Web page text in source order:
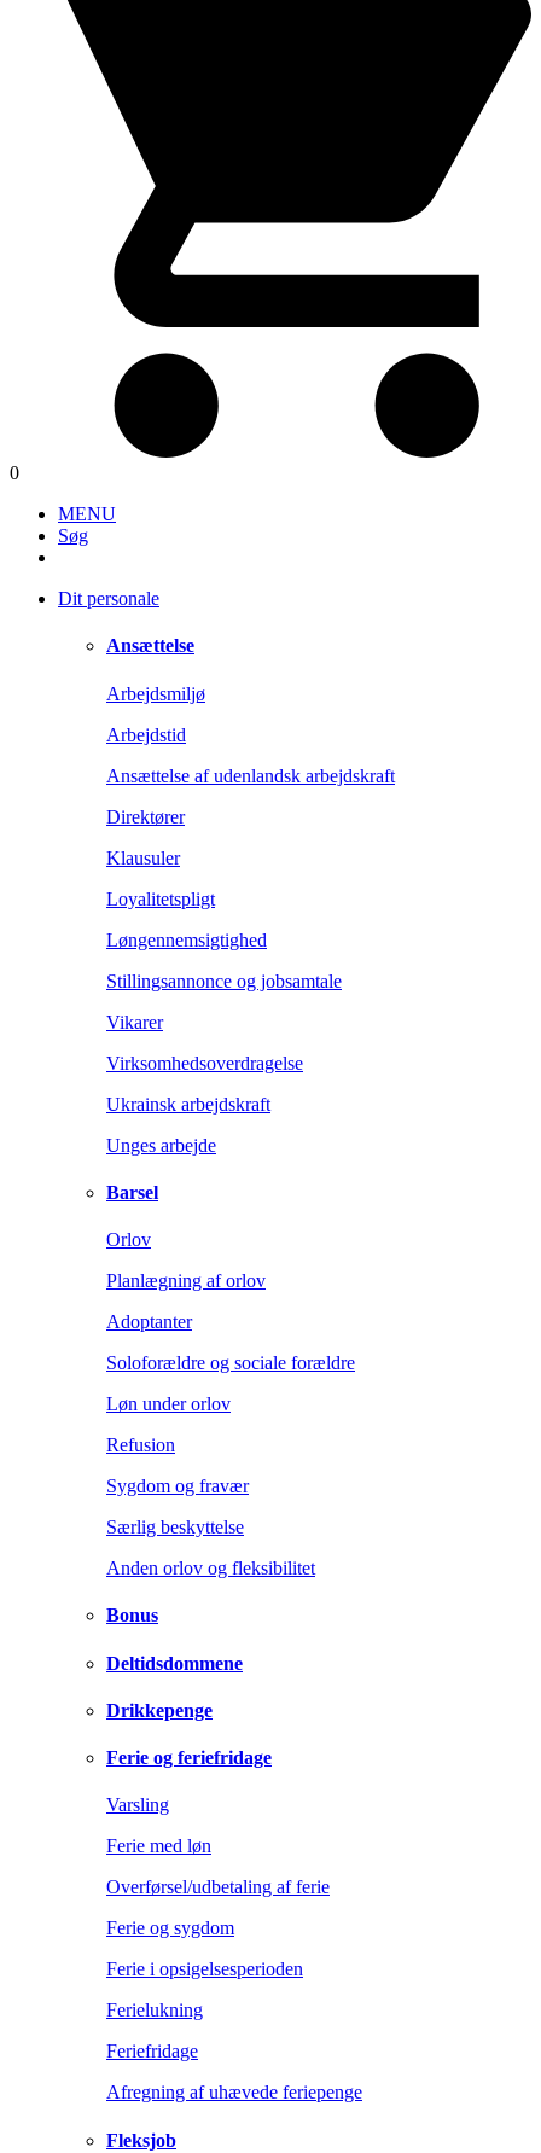
0
MENU
Søg
Dit personale
Ansættelse
Arbejdsmiljø
Arbejdstid
Ansættelse af udenlandsk arbejdskraft
Direktører
Klausuler
Loyalitetspligt
Løngennemsigtighed
Stillingsannonce og jobsamtale
Vikarer
Virksomhedsoverdragelse
Ukrainsk arbejdskraft
Unges arbejde
Barsel
Orlov
Planlægning af orlov
Adoptanter
Soloforældre og sociale forældre
Løn under orlov
Refusion
Sygdom og fravær
Særlig beskyttelse
Anden orlov og fleksibilitet
Bonus
Deltidsdommene
Drikkepenge
Ferie og feriefridage
Varsling
Ferie med løn
Overførsel/udbetaling af ferie
Ferie og sygdom
Ferie i opsigelsesperioden
Ferielukning
Feriefridage
Afregning af uhævede feriepenge
Fleksjob